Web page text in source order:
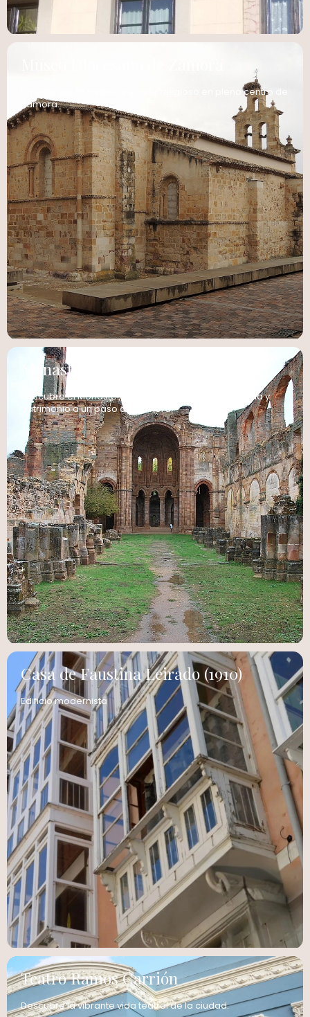
Un viaje por la historia y el arte religioso en pleno centro de
Zamora.
Monasterio Granja de Moreruela
Descubre el Monasterio Granja de Moreruela: Historia y
patrimonio a un paso de Zamora.
Casa de Faustina Leirado (1910)
Edificio modernista
Teatro Ramos Carrión
Descubre la vibrante vida teatral de la ciudad.